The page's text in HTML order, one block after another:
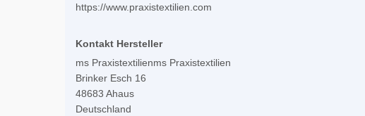
https://www.praxistextilien.com
Kontakt Hersteller
ms Praxistextilienms Praxistextilien
Brinker Esch 16
48683 Ahaus
Deutschland